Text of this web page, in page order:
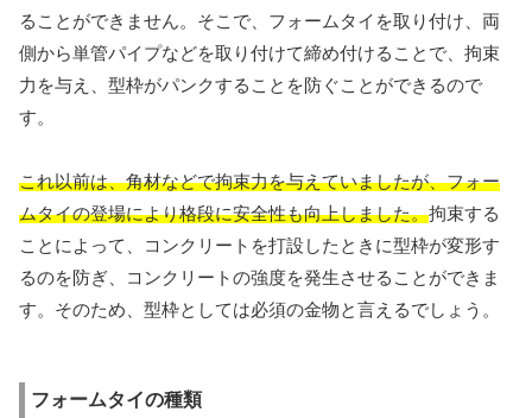
ることができません。そこで、フォームタイを取り付け、両
側から単管パイプなどを取り付けて締め付けることで、拘束
力を与え、型枠がパンクすることを防ぐことができるので
す。
これ以前は、角材などで拘束力を与えていましたが、フォー
ムタイの登場により格段に安全性も向上しました。拘束する
ことによって、コンクリートを打設したときに型枠が変形す
るのを防ぎ、コンクリートの強度を発生させることができま
す。そのため、型枠としては必須の金物と言えるでしょう。
フォームタイの種類